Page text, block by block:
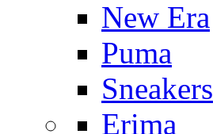
New Era
Puma
Sneakers
Erima